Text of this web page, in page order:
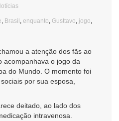
, Brasil , enquanto, Gusttavo, jogo,
a atenção dos fãs ao
acompanhava o jogo da
do Mundo. O momento foi
por sua esposa,
deitado, ao lado dos
intravenosa.